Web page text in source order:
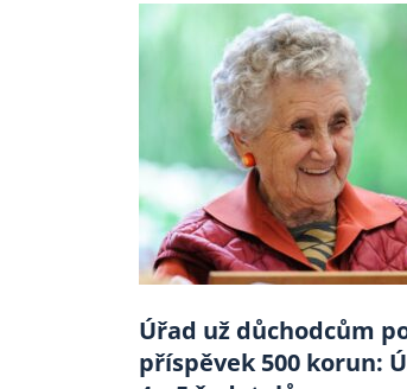
Úřad už důchodcům
příspěvek 500 korun: